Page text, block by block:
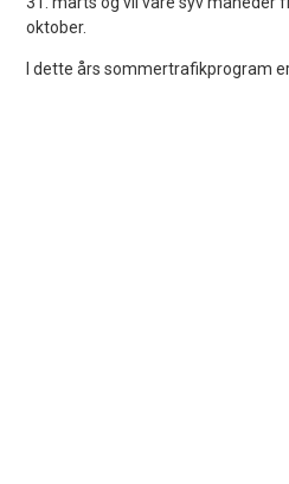
oktober.
I dette års sommertrafikprogram